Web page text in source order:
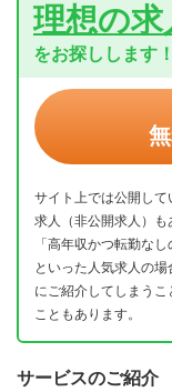
理想の求
をお探しします！
サイト上では公開して
求人（非公開求人）も
「高年収かつ転勤な
といった人気求人の
にご紹介してしまう
こともあります。
サービスのご紹介